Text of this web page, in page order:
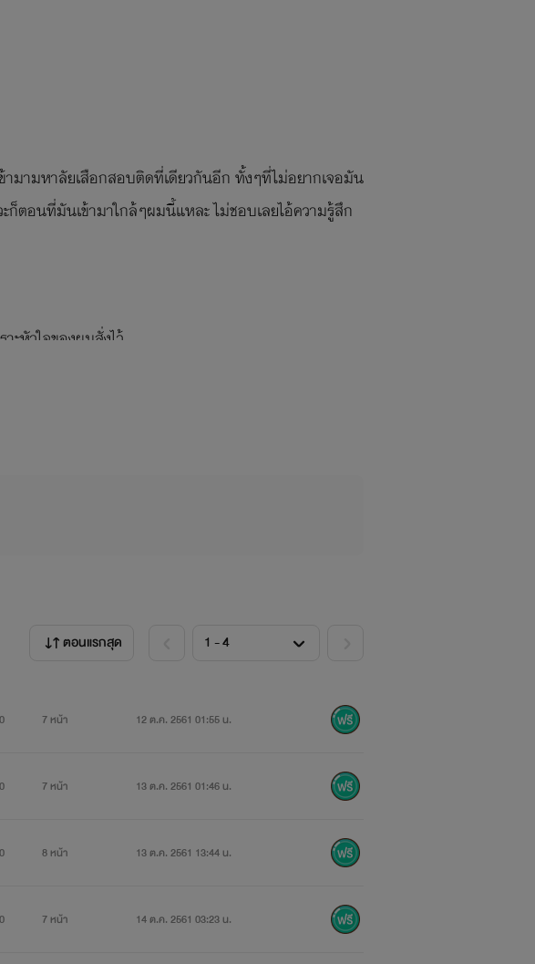
ามามหาลัยเสือกสอบติดที่เดียวกันอีก ทั้งๆที่ไม่อยากเจอมัน
ตอนที่มันเข้ามาใกล้ๆผมนี้แหละ ไม่ชอบเลยไอ้ความรู้สึก
หัวใจของผมสั่งไว้
ย่างไงกับมัน ความเป็นเพื่อนกันมานานอาจจะพังทลายลง
จะขี้เล่นก็ไม่ค่อยใช่ จะขี้แกล้งนี้ก็...ประจำ ฮ่าาๆ เอาเป็น
ตอนแรกสุด
0 7 หน้า 12 ต.ค. 2561 01:55 น.
0 7 หน้า 13 ต.ค. 2561 01:46 น.
0 8 หน้า 13 ต.ค. 2561 13:44 น.
0 7 หน้า 14 ต.ค. 2561 03:23 น.